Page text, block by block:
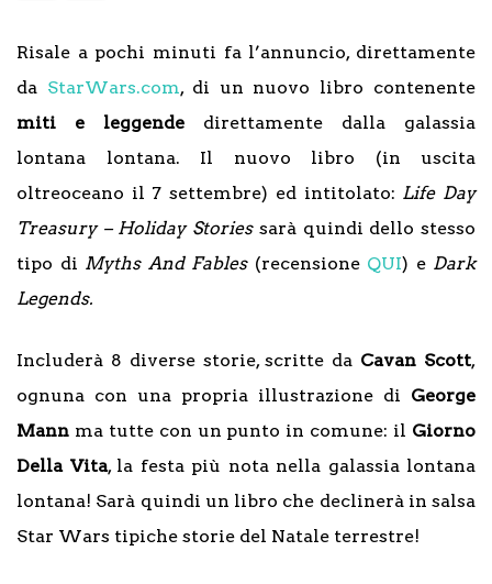
Risale a pochi minuti fa l’annuncio, direttamente
da StarWars.com, di un nuovo libro contenente
miti e leggende direttamente dalla galassia
lontana lontana. Il nuovo libro (in uscita
oltreoceano il 7 settembre) ed intitolato: Life Day
Treasury – Holiday Storiessarà quindi dello stesso
tipo di Myths And Fables (recensione QUI) e Dark
Legends.
Includerà 8 diverse storie, scritte da Cavan Scott,
ognuna con una propria illustrazione di George
Mann ma tutte con un punto in comune: il Giorno
Della Vita, la festa più nota nella galassia lontana
lontana! Sarà quindi un libro che declinerà in salsa
Star Wars tipiche storie del Natale terrestre!